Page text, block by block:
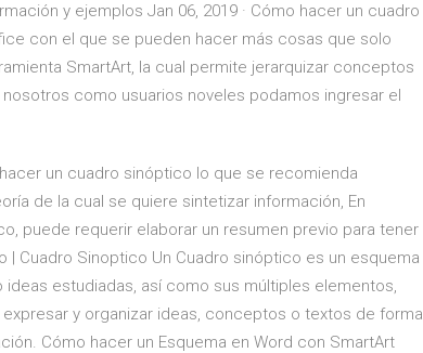
y ejemplos Jan 06, 2019 · Cómo hacer un cuadro
con el que se pueden hacer más cosas que solo
SmartArt, la cual permite jerarquizar conceptos
como usuarios noveles podamos ingresar el
un cuadro sinóptico lo que se recomienda
de la cual se quiere sintetizar información, En
puede requerir elaborar un resumen previo para tener
Cuadro Sinoptico Un Cuadro sinóptico es un esquema
estudiadas, así como sus múltiples elementos,
y organizar ideas, conceptos o textos de forma
Cómo hacer un Esquema en Word con SmartArt